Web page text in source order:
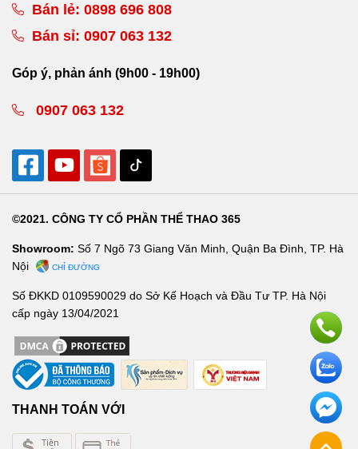
Bán lẻ: 0898 696 808
Bán sỉ: 0907 063 132
Góp ý, phản ánh (9h00 - 19h00)
0907 063 132
©2021. CÔNG TY CỔ PHẦN THỂ THAO 365
Showroom: Số 7 Ngõ 73 Giang Văn Minh, Quận Ba Đình, TP. Hà
Nội
CHỈ ĐƯỜNG
Số ĐKKD 0109590029 do Sở Kế Hoạch và Đầu Tư TP. Hà Nội
cấp ngày 13/04/2021
THANH TOÁN VỚI